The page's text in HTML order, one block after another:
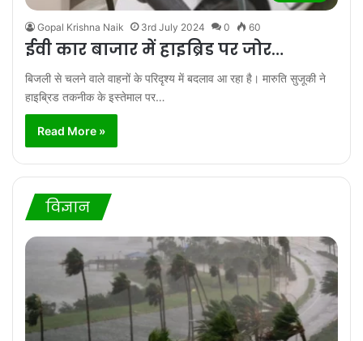
Gopal Krishna Naik 3rd July 2024 0 60
ईवी कार बाजार में हाइब्रिड पर जोर…
बिजली से चलने वाले वाहनों के परिदृश्य में बदलाव आ रहा है। मारुति सुजूकी ने
हाइब्रिड तकनीक के इस्तेमाल पर…
Read More »
विज्ञान